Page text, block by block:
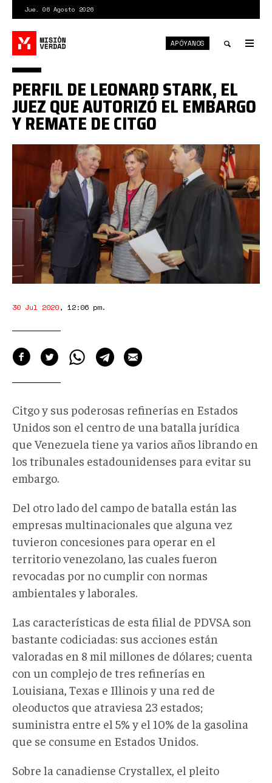
contenido
principal
Jue. 06 Agosto 2026
search
APÓYANOS
1*26O8Cyyy2BPmNpZf4XI97Q.jpeg
PERFIL DE LEONARD STARK, EL
JUEZ QUE AUTORIZÓ EL EMBARGO
Y REMATE DE CITGO
30 Jul 2020, 12:06 pm.
Citgo y sus poderosas refinerías en Estados
Unidos son el centro de una batalla jurídica
que Venezuela tiene ya varios años librando en
los tribunales estadounidenses para evitar su
embargo.
Del otro lado del campo de batalla están las
empresas multinacionales que alguna vez
tuvieron concesiones para operar en el
territorio venezolano, las cuales fueron
revocadas por no cumplir con normas
ambientales y laborales.
Las características de esta filial de PDVSA son
bastante codiciadas: sus acciones están
valoradas en 8 mil millones de dólares; cuenta
con un complejo de tres refinerías en
Louisiana, Texas e Illinois y una red de
oleoductos que atraviesa 23 estados;
suministra entre el 5% y el 10% de la gasolina
que se consume en Estados Unidos.
Sobre la canadiense Crystallex, el pleito